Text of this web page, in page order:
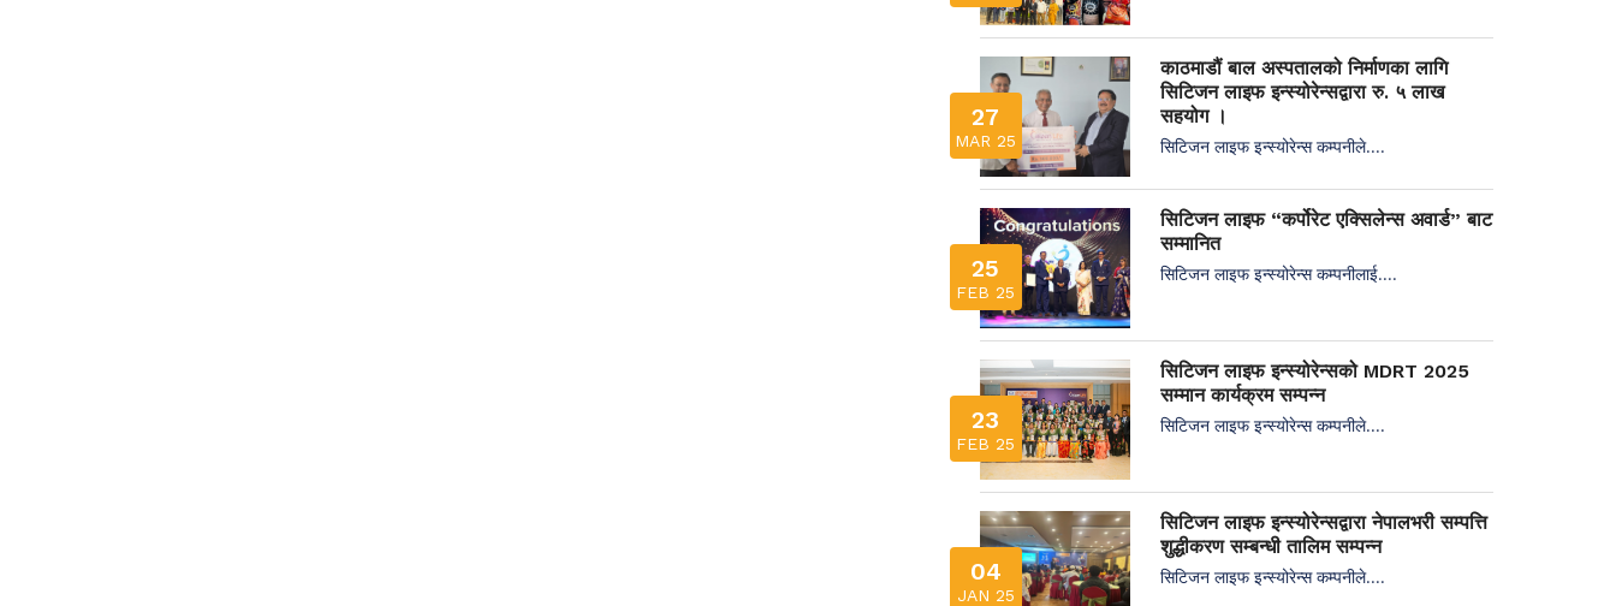
27
MAR 25
काठमाडौं बाल अस्पतालको निर्माणका लागि
सिटिजन लाइफ इन्स्योरेन्सद्वारा रु. ५ लाख
सहयोग ।
सिटिजन लाइफ इन्स्योरेन्स कम्पनीले....
25
FEB 25
सिटिजन लाइफ “कर्पोरेट एक्सिलेन्स अवार्ड” बाट
सम्मानित
सिटिजन लाइफ इन्स्योरेन्स कम्पनीलाई....
23
FEB 25
सिटिजन लाइफ इन्स्योरेन्सको MDRT 2025
सम्मान कार्यक्रम सम्पन्न
सिटिजन लाइफ इन्स्योरेन्स कम्पनीले....
04
JAN 25
सिटिजन लाइफ इन्स्योरेन्सद्वारा नेपालभरी सम्पत्ति
शुद्धीकरण सम्बन्धी तालिम सम्पन्न
सिटिजन लाइफ इन्स्योरेन्स कम्पनीले....